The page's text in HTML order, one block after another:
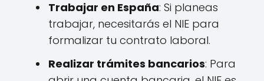
Trabajar en España: Si planeas
trabajar, necesitarás el NIE para
formalizar tu contrato laboral.
Realizar trámites bancarios: Para